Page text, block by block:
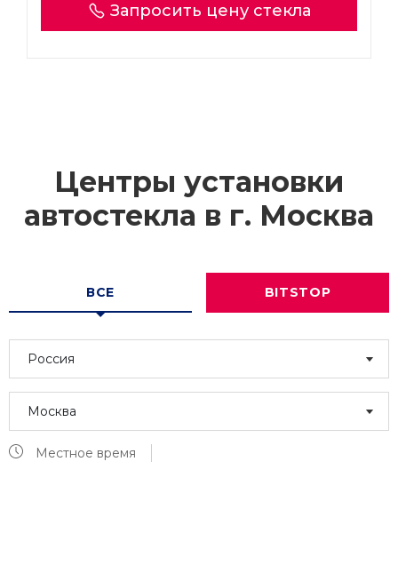
Запросить цену стекла
Центры установки
автостекла в г. Москва
ВСЕ BITSTOP
Россия
Москва
Местное время